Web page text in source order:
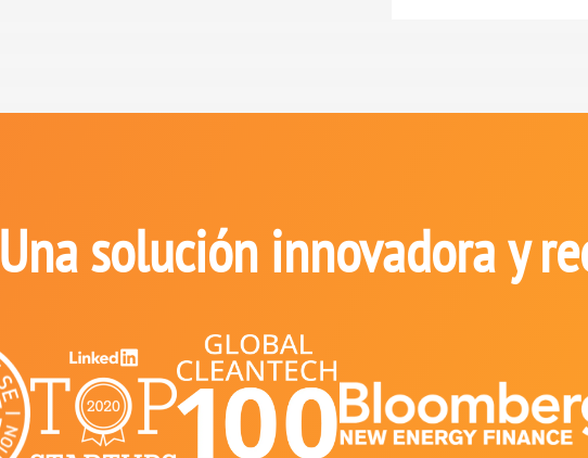
Una solución innovadora y